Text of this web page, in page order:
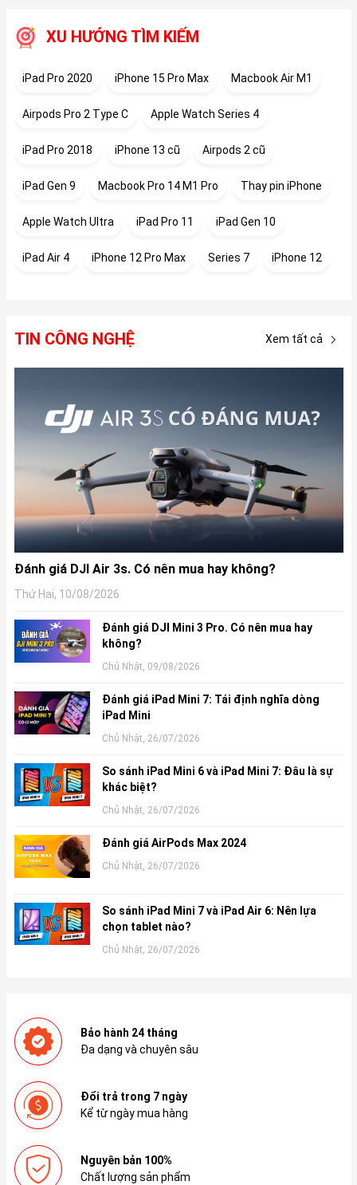
XU HƯỚNG TÌM KIẾM
iPad Pro 2020 iPhone 15 Pro Max Macbook Air M1
Airpods Pro 2 Type C Apple Watch Series 4
iPad Pro 2018 iPhone 13 cũ Airpods 2 cũ
iPad Gen 9 Macbook Pro 14 M1 Pro Thay pin iPhone
Apple Watch Ultra iPad Pro 11 iPad Gen 10
iPad Air 4 iPhone 12 Pro Max Series 7 iPhone 12
TIN CÔNG NGHỆ Xem tất cả
Đánh giá DJI Air 3s. Có nên mua hay không?
Thứ Hai, 10/08/2026
Đánh giá DJI Mini 3 Pro. Có nên mua hay
không?
Chủ Nhật, 09/08/2026
Đánh giá iPad Mini 7: Tái định nghĩa dòng
iPad Mini
Chủ Nhật, 26/07/2026
So sánh iPad Mini 6 và iPad Mini 7: Đâu là sự
khác biệt?
Chủ Nhật, 26/07/2026
Đánh giá AirPods Max 2024
Chủ Nhật, 26/07/2026
So sánh iPad Mini 7 và iPad Air 6: Nên lựa
chọn tablet nào?
Chủ Nhật, 26/07/2026
Bảo hành 24 tháng
Đa dạng và chuyên sâu
Đổi trả trong 7 ngày
Kể từ ngày mua hàng
Nguyên bản 100%
Chất lượng sản phẩm